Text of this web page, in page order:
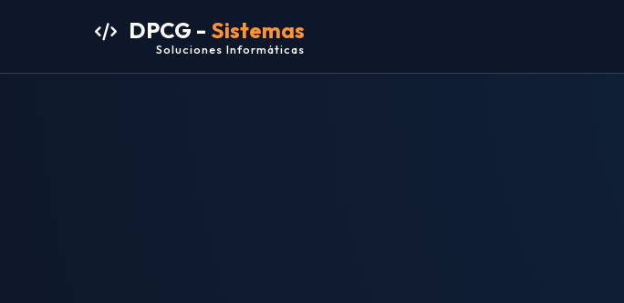
DPCG - Sistemas
Soluciones Informáticas